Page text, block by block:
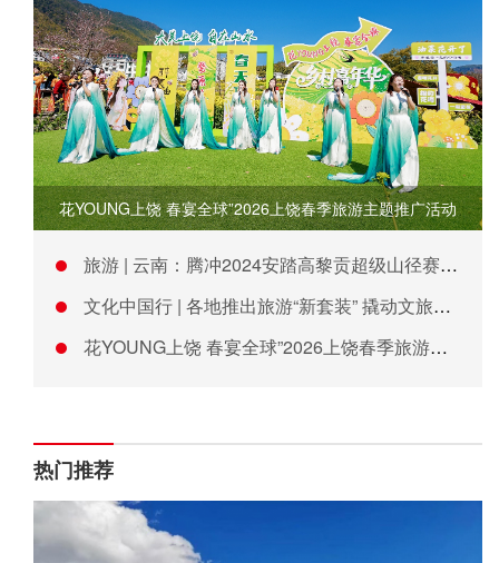
花YOUNG上饶 春宴全球”2026上饶春季旅游主题推广活动
旅游 | 云南：腾冲2024安踏高黎贡超级山径赛赛季发布会举
文化中国行 | 各地推出旅游“新套装” 撬动文旅消费新场景
花YOUNG上饶 春宴全球”2026上饶春季旅游主题推广活动
热门推荐